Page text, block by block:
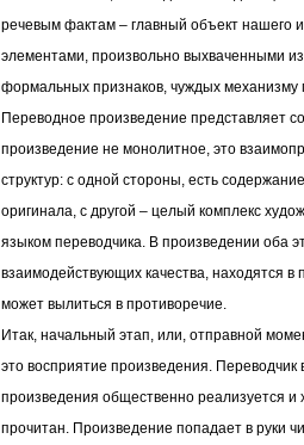
речевым фактам – главный объект нашего
элементами, произвольно выхваченными
формальных признаков, чуждых
Переводное произведение представляет
произведение не монолитное, это
структур: с одной стороны, есть
оригинала, с другой – целый комплекс
языком переводчика. В произведении оба
взаимодействующих качества, находятся
может вылиться в противоречие.
Итак, начальный этап, или, отправной
это восприятие произведения. Переводчик
произведения общественно реализуется и
прочитан. Произведение попадает в руки